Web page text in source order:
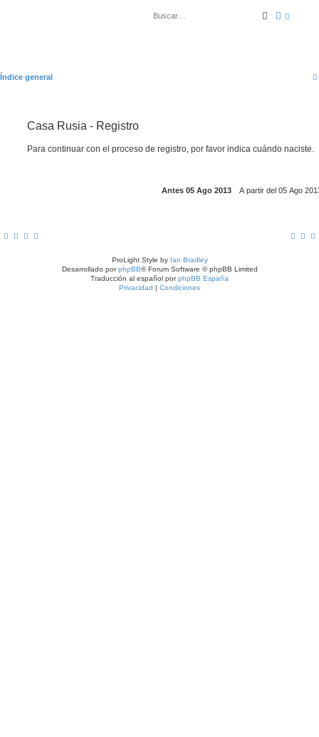
Buscar
Índice general
Casa Rusia - Registro
Para continuar con el proceso de registro, por favor indica cuándo naciste.
ProLight Style by Ian Bradley
Desarrollado porphpBB® Forum Software © phpBB Limited
Traducción al español porphpBB España
Privacidad | Condiciones